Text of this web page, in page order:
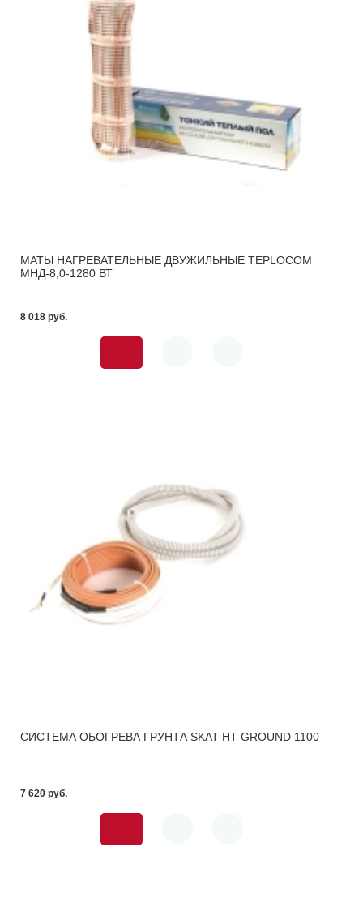
МАТЫ НАГРЕВАТЕЛЬНЫЕ ДВУЖИЛЬНЫЕ TEPLOCOM
МНД-8,0-1280 ВТ
8 018 pуб.
СИСТЕМА ОБОГРЕВА ГРУНТА SKAT HT GROUND 1100
7 620 pуб.